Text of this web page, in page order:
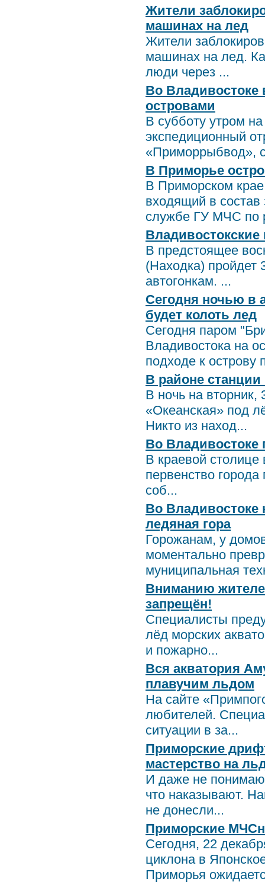
Жители
машинах на лед
Жители
машинах на лед.
люди через ...
Во Владивостоке
островами
В субботу утром
экспедиционный
«Приморрыбвод»,
В Приморье
В Приморском
входящий в состав
службе ГУ МЧС по
В предстоящее
(Находка) пройдет
автогонкам. ...
Сегодня ночью в
будет колоть лед
Сегодня паром
Владивостока на
подходе к острову
В районе
В ночь на вторник,
«Океанская» под
Никто из наход...
Во Владивостоке
В краевой столице
первенство
соб...
Во Владивостоке
ледяная гора
Горожанам, у
моментально
муниципальная
Вниманию
запрещён!
Специалисты
лёд морских
и пожарно...
Вся акватория
плавучим льдом
На сайте
любителей.
ситуации в за...
Приморские
мастерство на
И даже не
что наказывают.
не донесли...
Приморские
Сегодня, 22
циклона в
Приморья